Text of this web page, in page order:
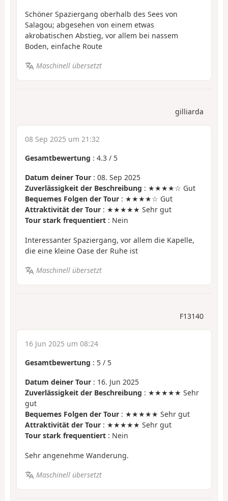
Schöner Spaziergang oberhalb des Sees von
Salagou; abgesehen von einem etwas
akrobatischen Abstieg, vor allem bei nassem
Boden, einfache Route
Maschinell übersetzt
gilliarda
08 Sep 2025 um 21:32
Gesamtbewertung : 4.3 / 5
Datum deiner Tour : 08. Sep 2025
Zuverlässigkeit der Beschreibung : ★★★★☆ Gut
Bequemes Folgen der Tour : ★★★★☆ Gut
Attraktivität der Tour : ★★★★★ Sehr gut
Tour stark frequentiert : Nein
Interessanter Spaziergang, vor allem die Kapelle,
die eine kleine Oase der Ruhe ist
Maschinell übersetzt
F13140
16 Jun 2025 um 08:24
Gesamtbewertung : 5 / 5
Datum deiner Tour : 16. Jun 2025
Zuverlässigkeit der Beschreibung : ★★★★★ Sehr
gut
Bequemes Folgen der Tour : ★★★★★ Sehr gut
Attraktivität der Tour : ★★★★★ Sehr gut
Tour stark frequentiert : Nein
Sehr angenehme Wanderung.
Maschinell übersetzt